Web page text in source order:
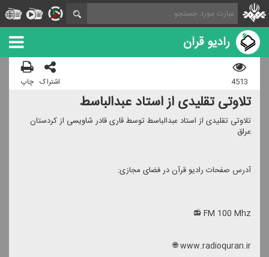
رادیو قرآن
4513 اشتراک چاپ
تلاوتی تقلیدی از استاد عبدالباسط
تلاوتی تقلیدی از استاد عبدالباسط توسط قاری قادر شاویسی از كردستان
عراق
آدرس صفحات رادیو قرآن در فضای مجازی:
FM 100 Mhz 📻
www.radioquran.ir 🌐